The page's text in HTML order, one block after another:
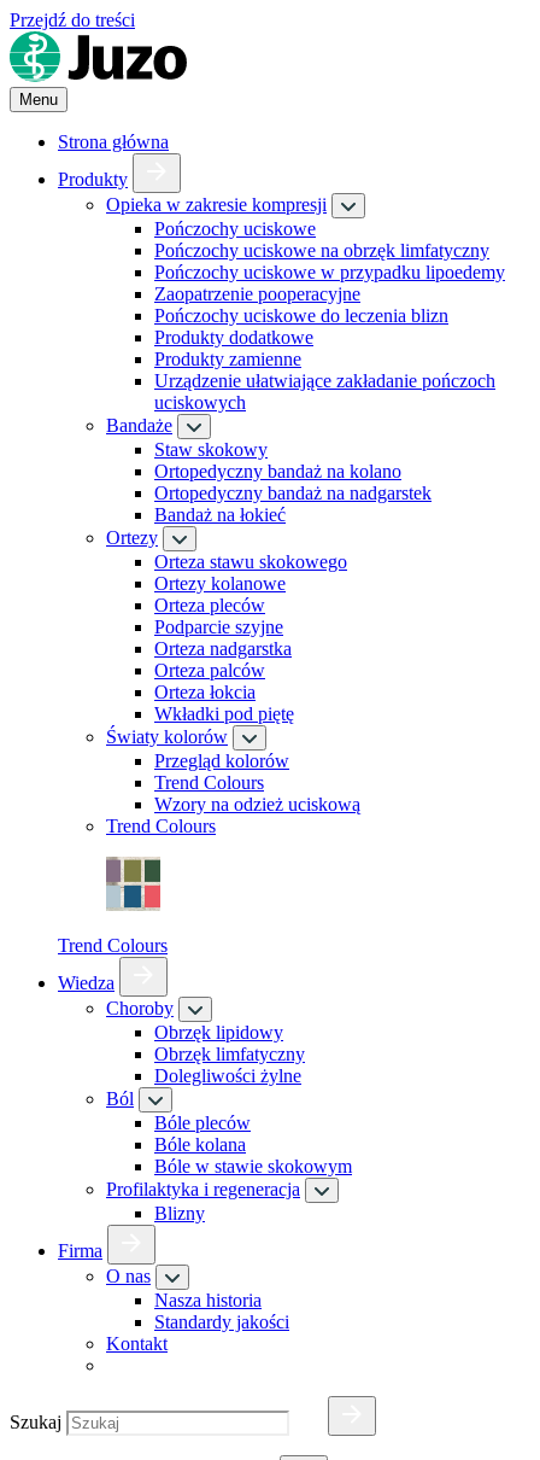
Przejdź do treści
Menu
Strona główna
Produkty
Opieka w zakresie kompresji
Pończochy uciskowe
Pończochy uciskowe na obrzęk limfatyczny
Pończochy uciskowe w przypadku lipoedemy
Zaopatrzenie pooperacyjne
Pończochy uciskowe do leczenia blizn
Produkty dodatkowe
Produkty zamienne
Urządzenie ułatwiające zakładanie pończoch
uciskowych
Bandaże
Staw skokowy
Ortopedyczny bandaż na kolano
Ortopedyczny bandaż na nadgarstek
Bandaż na łokieć
Ortezy
Orteza stawu skokowego
Ortezy kolanowe
Orteza pleców
Podparcie szyjne
Orteza nadgarstka
Orteza palców
Orteza łokcia
Wkładki pod piętę
Światy kolorów
Przegląd kolorów
Trend Colours
Wzory na odzież uciskową
Trend Colours
Trend Colours
Wiedza
Choroby
Obrzęk lipidowy
Obrzęk limfatyczny
Dolegliwości żylne
Ból
Bóle pleców
Bóle kolana
Bóle w stawie skokowym
Profilaktyka i regeneracja
Blizny
Firma
O nas
Nasza historia
Standardy jakości
Kontakt
Szukaj